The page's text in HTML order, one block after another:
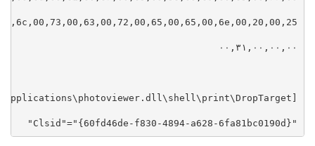
"Clsid"="{60fd46de-f830-4894-a628-6fa81bc0190d}"